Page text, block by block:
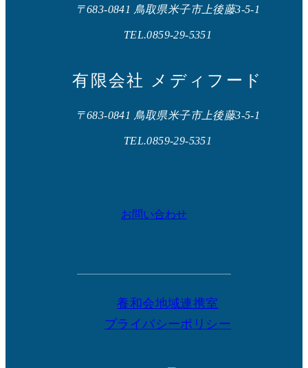
〒683-0841 鳥取県米子市上後藤3-5-1
TEL.0859-29-5351
有限会社 メディフード
〒683-0841 鳥取県米子市上後藤3-5-1
TEL.0859-29-5351
お問い合わせ
養和会地域連携室
プライバシーポリシー